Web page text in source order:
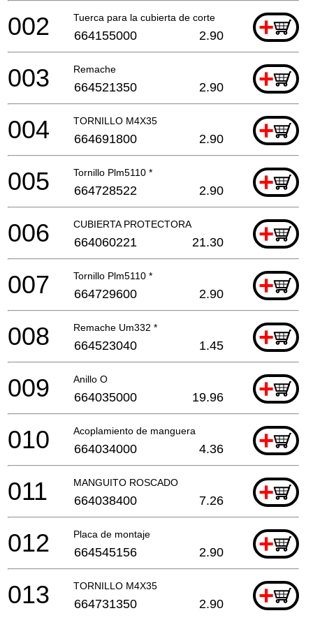
Tuerca para la cubierta de corte +
002 664155000 2.90
Remache +
003 664521350 2.90
TORNILLO M4X35 +
004 664691800 2.90
Tornillo Plm5110 * +
005 664728522 2.90
CUBIERTA PROTECTORA +
006 664060221 21.30
Tornillo Plm5110 * +
007 664729600 2.90
Remache Um332 * +
008 664523040 1.45
Anillo O +
009 664035000 19.96
Acoplamiento de manguera +
010 664034000 4.36
MANGUITO ROSCADO +
011 664038400 7.26
Placa de montaje +
012 664545156 2.90
TORNILLO M4X35 +
013 664731350 2.90